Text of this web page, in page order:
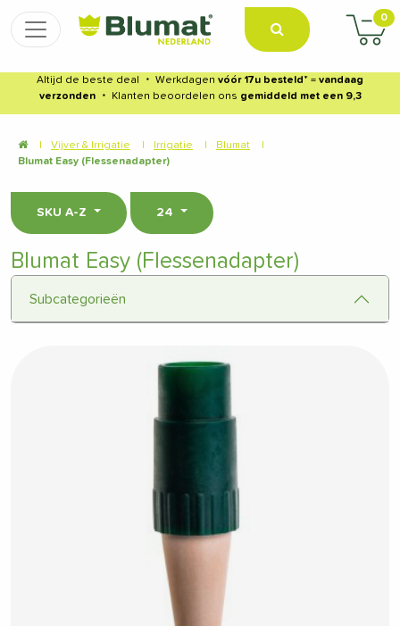
0
Altijd de beste deal ・ Werkdagen vóór 17u besteld* = vandaag
verzonden
・ Klanten beoordelen ons gemiddeld met een 9,3
Vijver & Irrigatie Irrigatie Blumat
Blumat Easy (Flessenadapter)
SKU A-Z 24
Blumat Easy (Flessenadapter)
Subcategorieën